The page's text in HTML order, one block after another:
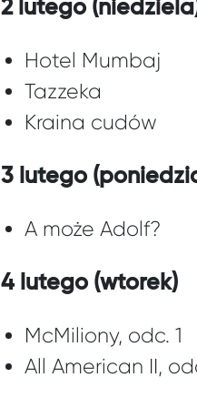
2 lutego
Hotel Mumbaj
Tazzeka
Kraina cudów
3 lutego
A może Adolf?
4 lutego (wtorek)
McMiliony, odc. 1
All American II,